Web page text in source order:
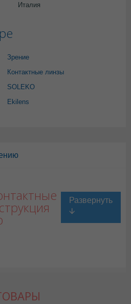
Италия
Зрение
Контактные линзы
SOLEKO
Ekilens